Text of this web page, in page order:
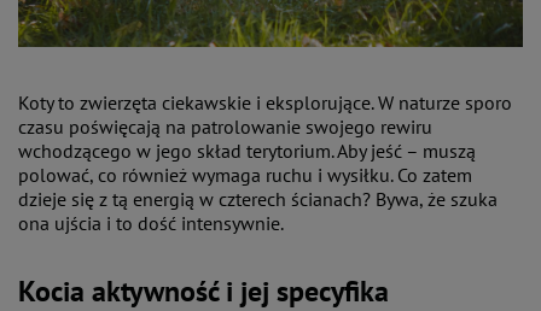
Koty to zwierzęta ciekawskie i eksplorujące. W naturze sporo
czasu poświęcają na patrolowanie swojego rewiru
wchodzącego w jego skład terytorium. Aby jeść – muszą
polować, co również wymaga ruchu i wysiłku. Co zatem
dzieje się z tą energią w czterech ścianach? Bywa, że szuka
ona ujścia i to dość intensywnie.
Kocia aktywność i jej specyfika